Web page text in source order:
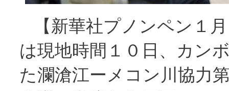
【新華社プノンペン１
は現地時間１０日、カン
た瀾滄江ーメコン川協力